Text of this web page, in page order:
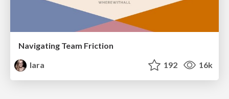
Navigating Team Friction
lara
192 16k